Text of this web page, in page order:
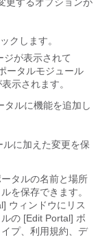
クします。
が表示されて
ータルモジュール
示されます。
タルに機能を追加し
に加えた変更を保
タルの名前と場所
を保存できます。
ウィンドウにリス
の [Edit Portal] ボ
プ、利用規約、デ